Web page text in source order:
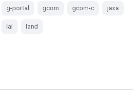
g-portal gcom gcom-c jaxa
lai land